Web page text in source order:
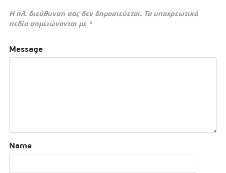
Η ηλ. διεύθυνση σας δεν δημοσιεύεται. Τα υποχρεωτικά
πεδία σημειώνονται με *
Message
Name